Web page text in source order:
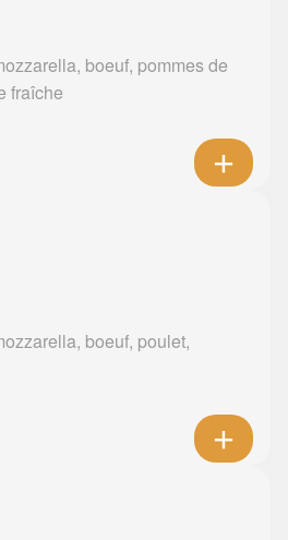
boeuf, pommes de
fraîche
boeuf, poulet,